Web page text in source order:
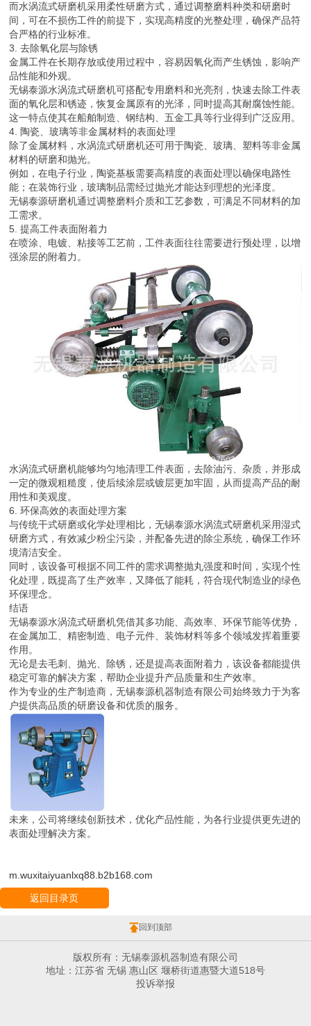
而水涡流式研磨机采用柔性研磨方式，通过调整磨料种类和研磨时
间，可在不损伤工件的前提下，实现高精度的光整处理，确保产品符
合严格的行业标准。
3. 去除氧化层与除锈
金属工件在长期存放或使用过程中，容易因氧化而产生锈蚀，影响产
品性能和外观。
无锡泰源水涡流式研磨机可搭配专用磨料和光亮剂，快速去除工件表
面的氧化层和锈迹，恢复金属原有的光泽，同时提高其耐腐蚀性能。
这一特点使其在船舶制造、钢结构、五金工具等行业得到广泛应用。
4. 陶瓷、玻璃等非金属材料的表面处理
除了金属材料，水涡流式研磨机还可用于陶瓷、玻璃、塑料等非金属
材料的研磨和抛光。
例如，在电子行业，陶瓷基板需要高精度的表面处理以确保电路性
能；在装饰行业，玻璃制品需经过抛光才能达到理想的光泽度。
无锡泰源研磨机通过调整磨料介质和工艺参数，可满足不同材料的加
工需求。
5. 提高工件表面附着力
在喷涂、电镀、粘接等工艺前，工件表面往往需要进行预处理，以增
强涂层的附着力。
水涡流式研磨机能够均匀地清理工件表面，去除油污、杂质，并形成
一定的微观粗糙度，使后续涂层或镀层更加牢固，从而提高产品的耐
用性和美观度。
6. 环保高效的表面处理方案
与传统干式研磨或化学处理相比，无锡泰源水涡流式研磨机采用湿式
研磨方式，有效减少粉尘污染，并配备先进的除尘系统，确保工作环
境清洁安全。
同时，该设备可根据不同工件的需求调整抛丸强度和时间，实现个性
化处理，既提高了生产效率，又降低了能耗，符合现代制造业的绿色
环保理念。
结语
无锡泰源水涡流式研磨机凭借其多功能、高效率、环保节能等优势，
在金属加工、精密制造、电子元件、装饰材料等多个领域发挥着重要
作用。
无论是去毛刺、抛光、除锈，还是提高表面附着力，该设备都能提供
稳定可靠的解决方案，帮助企业提升产品质量和生产效率。
作为专业的生产制造商，无锡泰源机器制造有限公司始终致力于为客
户提供高品质的研磨设备和优质的服务。
未来，公司将继续创新技术，优化产品性能，为各行业提供更先进的
表面处理解决方案。
m.wuxitaiyuanlxq88.b2b168.com
返回目录页
回到顶部
版权所有：无锡泰源机器制造有限公司
地址：江苏省 无锡 惠山区 堰桥街道惠暨大道518号
投诉举报